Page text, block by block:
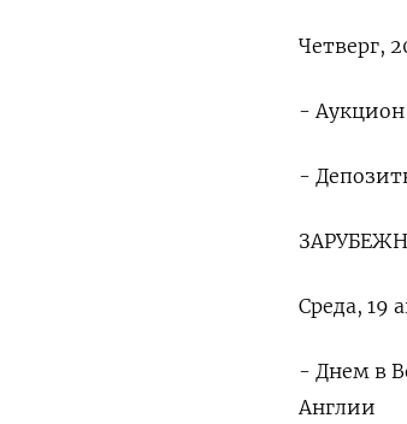
Четверг,
- Аукцион
-
Среда, 19
- Днем в
Англии